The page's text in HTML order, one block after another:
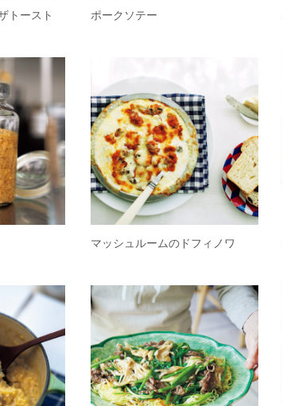
トースト ポークソテー
マッシュルームのドフィノワ